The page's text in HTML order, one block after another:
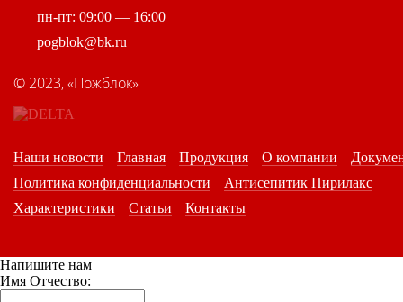
пн-пт: 09:00 — 16:00
pogblok@bk.ru
© 2023, «Пожблок»
Наши новости Главная Продукция О компании
Политика конфиденциальности
Антисепитик Пирилакс
Характеристики
Статьи Контакты
Напишите нам
Имя Отчество: